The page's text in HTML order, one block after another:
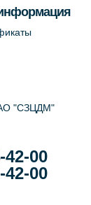
АО "СЗЦДМ"
42-00
42-00